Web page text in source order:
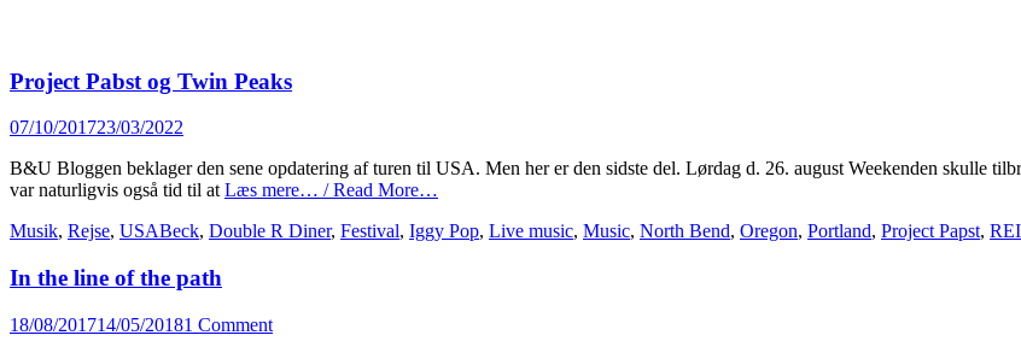
Project Pabst og Twin Peaks
Posted
07/10/201723/03/2022
B&U Bloggen beklager den sene opdatering af turen til USA. Men her er den sidste del. Lørdag d. 26. august Weekenden skulle
var naturligvis også tid til at Læs mere… / Read More…
Categories
Musik, Rejse, USATags
Beck, Double R Diner, Festival, Iggy Pop, Live music, Music, North Bend, Oregon, Portland, Project Papst, REI
In the line of the path
Posted
18/08/201714/05/20181 Comment